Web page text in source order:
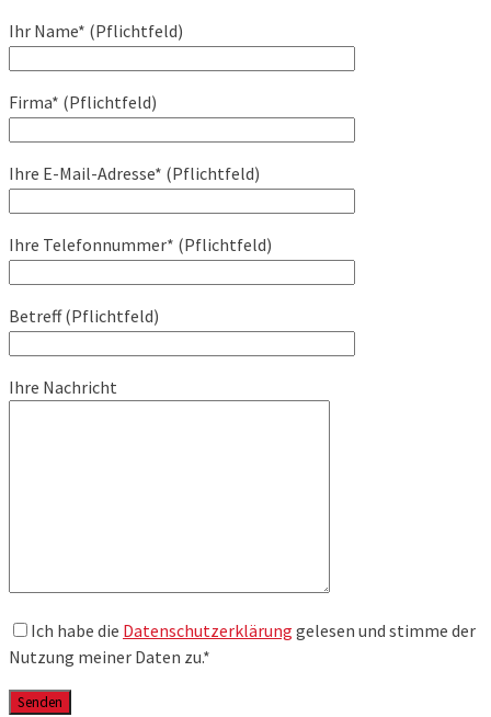
Ihr Name* (Pflichtfeld)
Firma* (Pflichtfeld)
Ihre E-Mail-Adresse* (Pflichtfeld)
Ihre Telefonnummer* (Pflichtfeld)
Betreff (Pflichtfeld)
Ihre Nachricht
Ich habe die Datenschutzerklärung gelesen und stimme der
Nutzung meiner Daten zu.*